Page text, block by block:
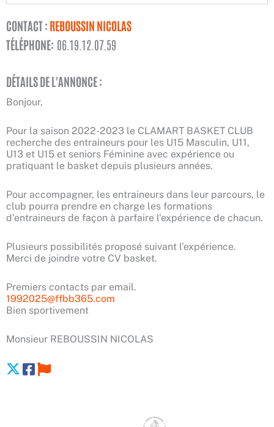
CONTACT : REBOUSSIN NICOLAS
TÉLÉPHONE: 06.19.12.07.59
DÉTAILS DE L'ANNONCE :
Bonjour,
Pour la saison 2022-2023 le CLAMART BASKET CLUB
recherche des entraineurs pour les U15 Masculin, U11,
U13 et U15 et seniors Féminine avec expérience ou
pratiquant le basket depuis plusieurs années.
Pour accompagner, les entraineurs dans leur parcours, le
club pourra prendre en charge les formations
d'entraineurs de façon à parfaire l'expérience de chacun.
Plusieurs possibilités proposé suivant l'expérience.
Merci de joindre votre CV basket.
Premiers contacts par email.
1992025@ffbb365.com
Bien sportivement
Monsieur REBOUSSIN NICOLAS